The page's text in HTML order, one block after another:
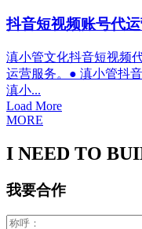
抖音短视频账号代
滇小管文化抖音短视频
运营服务。● 滇小管抖
滇小...
Load More
MORE
I NEED TO
我要合作